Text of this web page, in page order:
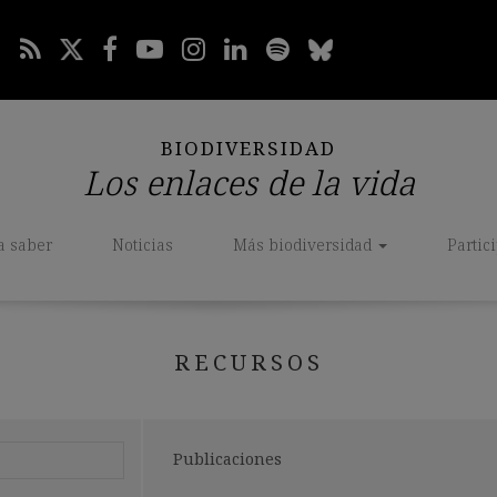
BIODIVERSIDAD
Los enlaces de la vida
saber Noticias Más biodiversidad
RECURSOS
Seleccionar
categoría:
Publicaciones